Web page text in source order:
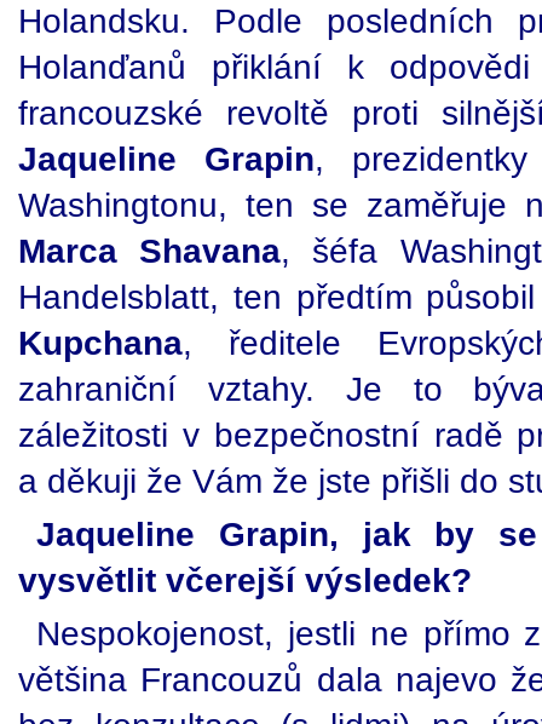
Holandsku. Podle posledních
Holanďanů přiklání k
francouzské revoltě proti
Jaqueline Grapin,
Washingtonu, ten se zaměřuje
Marca Shavana, šéfa
Handelsblatt, ten předtím
Kupchana, ředitele
zahraniční vztahy. Je to
záležitosti v bezpečnostní radě
a děkuji že Vám že jste přišli do
Jaqueline Grapin, jak by
vysvětlit včerejší výsledek?
Nespokojenost, jestli ne přímo
většina Francouzů dala najevo